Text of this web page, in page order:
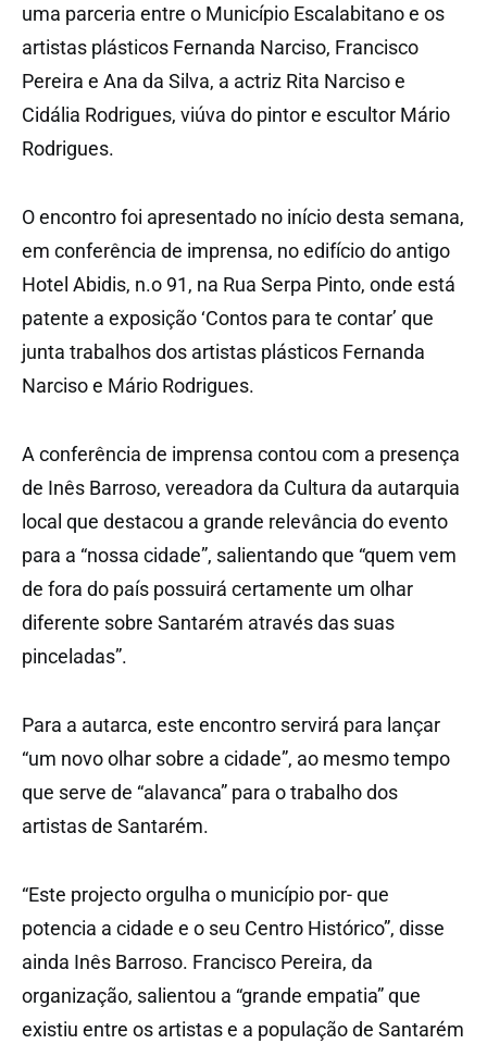
uma parceria entre o Município Escalabitano e os
artistas plásticos Fernanda Narciso, Francisco
Pereira e Ana da Silva, a actriz Rita Narciso e
Cidália Rodrigues, viúva do pintor e escultor Mário
Rodrigues.
O encontro foi apresentado no início desta semana,
em conferência de imprensa, no edifício do antigo
Hotel Abidis, n.o 91, na Rua Serpa Pinto, onde está
patente a exposição ‘Contos para te contar’ que
junta trabalhos dos artistas plásticos Fernanda
Narciso e Mário Rodrigues.
A conferência de imprensa contou com a presença
de Inês Barroso, vereadora da Cultura da autarquia
local que destacou a grande relevância do evento
para a “nossa cidade”, salientando que “quem vem
de fora do país possuirá certamente um olhar
diferente sobre Santarém através das suas
pinceladas”.
Para a autarca, este encontro servirá para lançar
“um novo olhar sobre a cidade”, ao mesmo tempo
que serve de “alavanca” para o trabalho dos
artistas de Santarém.
“Este projecto orgulha o município por- que
potencia a cidade e o seu Centro Histórico”, disse
ainda Inês Barroso. Francisco Pereira, da
organização, salientou a “grande empatia” que
existiu entre os artistas e a população de Santarém